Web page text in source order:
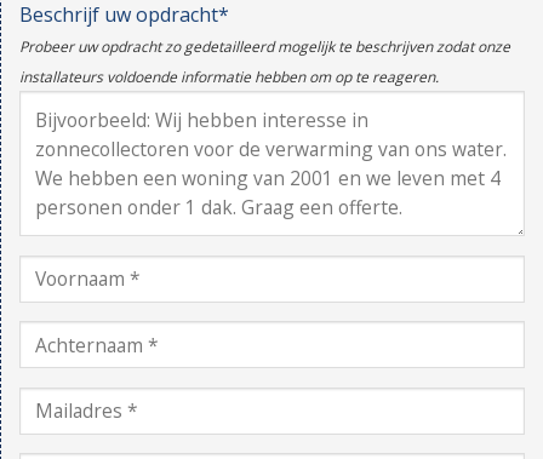
Beschrijf uw opdracht*
Probeer uw opdracht zo gedetailleerd mogelijk te beschrijven zodat onze
installateurs voldoende informatie hebben om op te reageren.